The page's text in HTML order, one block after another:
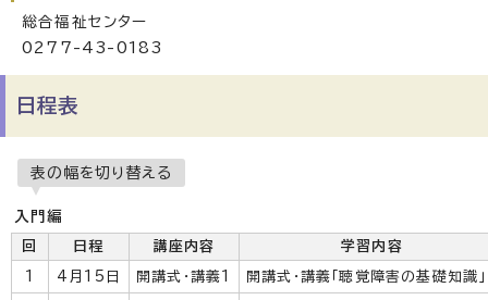
総合福祉センター
0277-43-0183
日程表
表の幅を切り替える
入門編
回 日程 講座内容 学習内容
1 4月15日 開講式・講義1 開講式・講義「聴覚障害の基礎知識」